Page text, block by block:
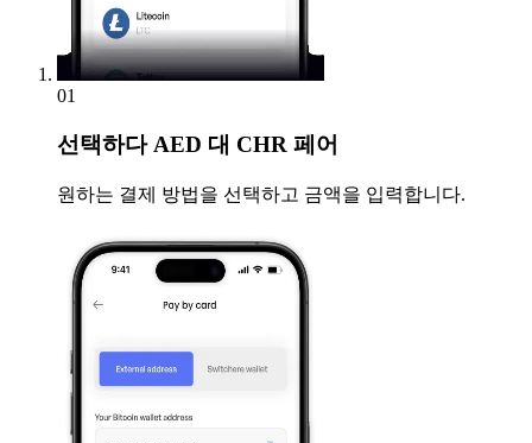
01
선택하다AED 대 CHR 페어
원하는 결제 방법을 선택하고 금액을 입력합니다.